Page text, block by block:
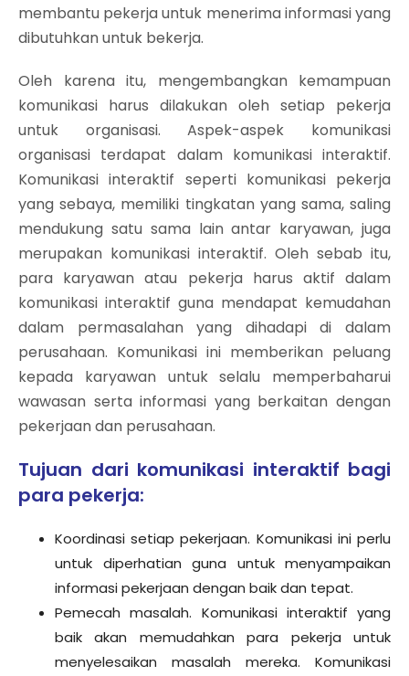
membantu pekerja untuk menerima informasi yang
dibutuhkan untuk bekerja.
Oleh karena itu, mengembangkan kemampuan
komunikasi harus dilakukan oleh setiap pekerja
untuk organisasi. Aspek-aspek komunikasi
organisasi terdapat dalam komunikasi interaktif.
Komunikasi interaktif seperti komunikasi pekerja
yang sebaya, memiliki tingkatan yang sama, saling
mendukung satu sama lain antar karyawan, juga
merupakan komunikasi interaktif. Oleh sebab itu,
para karyawan atau pekerja harus aktif dalam
komunikasi interaktif guna mendapat kemudahan
dalam permasalahan yang dihadapi di dalam
perusahaan. Komunikasi ini memberikan peluang
kepada karyawan untuk selalu memperbaharui
wawasan serta informasi yang berkaitan dengan
pekerjaan dan perusahaan.
Tujuan dari komunikasi interaktif bagi
para pekerja:
Koordinasi setiap pekerjaan. Komunikasi ini perlu
untuk diperhatian guna untuk menyampaikan
informasi pekerjaan dengan baik dan tepat.
Pemecah masalah. Komunikasi interaktif yang
baik akan memudahkan para pekerja untuk
menyelesaikan masalah mereka. Komunikasi